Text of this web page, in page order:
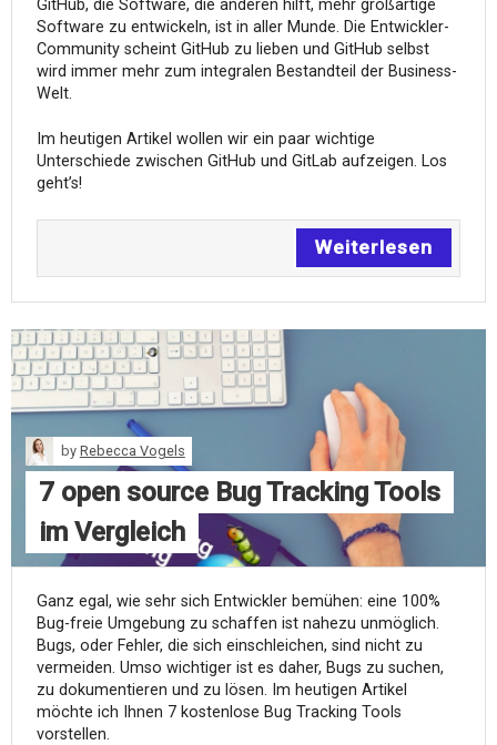
GitHub, die Software, die anderen hilft, mehr großartige
Software zu entwickeln, ist in aller Munde. Die Entwickler-
Community scheint GitHub zu lieben und GitHub selbst
wird immer mehr zum integralen Bestandteil der Business-
Welt.
Im heutigen Artikel wollen wir ein paar wichtige
Unterschiede zwischen GitHub und GitLab aufzeigen. Los
geht’s!
Weiterlesen
by Rebecca Vogels
7 open source Bug Tracking Tools
im Vergleich
Ganz egal, wie sehr sich Entwickler bemühen: eine 100%
Bug-freie Umgebung zu schaffen ist nahezu unmöglich.
Bugs, oder Fehler, die sich einschleichen, sind nicht zu
vermeiden. Umso wichtiger ist es daher, Bugs zu suchen,
zu dokumentieren und zu lösen. Im heutigen Artikel
möchte ich Ihnen 7 kostenlose Bug Tracking Tools
vorstellen.